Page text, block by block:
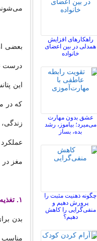
بعضی
درست
این
که در
مغز در
۱. تغذیه‌ای مفید برای افزایش قدرت مغز
بدن
مناسب
راهکارهای افزایش
همدلی در بین اعضای
خانواده
عشق بدون مهارت
می‌میرد؛ بیاموز، رشد
بده، بساز
چگونه ذهنیت مثبت را
پرورش دهیم و
منفی‌گرایی را کاهش
دهیم؟